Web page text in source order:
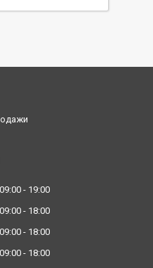
09:00
19:00
09:00
18:00
09:00
18:00
09:00
18:00